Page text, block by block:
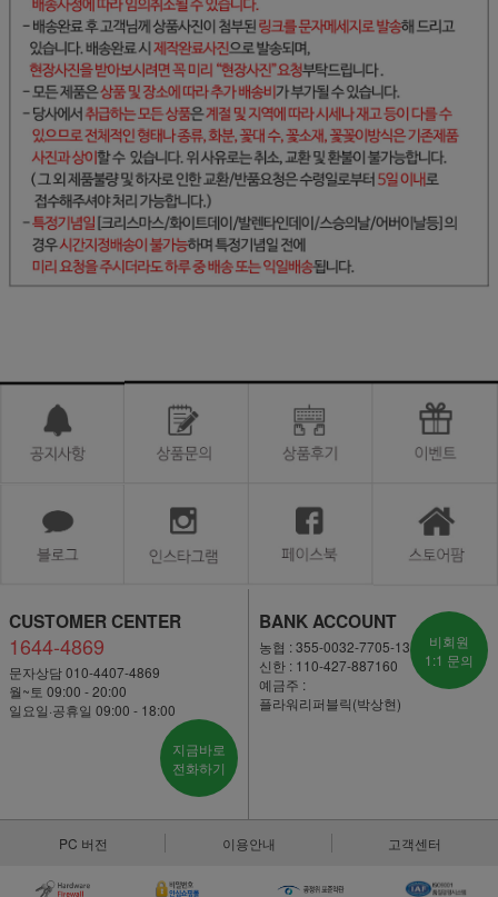
CUSTOMER CENTER
1644-4869
문자상담 010-4407-4869
월~토 09:00 - 20:00
일요일·공휴일 09:00 - 18:00
지금바로
전화하기
BANK ACCOUNT
농협 : 355-0032-7705-13
신한 : 110-427-887160
예금주 :
플라워리퍼블릭(박상현)
비회원
1:1 문의
PC 버전 이용안내 고객센터